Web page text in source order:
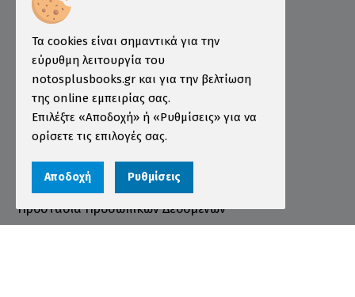
Ινστιτούτο ÖSD Ελλάδας
Πληροφορίες
Τρόποι Παραγγελίας
Τρόποι Πληρωμής
Τρόποι Αποστολής
Όροι χρήσης
Προστασία Προσωπικών Δεδομένων
Τα cookies είναι σημαντικά για την
εύρυθμη λειτουργία του
notosplusbooks.gr και για την βελτίωση
της online εμπειρίας σας.
Επιλέξτε «Αποδοχή» ή «Ρυθμίσεις» για να
ορίσετε τις επιλογές σας.
Αποδοχή Ρυθμίσεις